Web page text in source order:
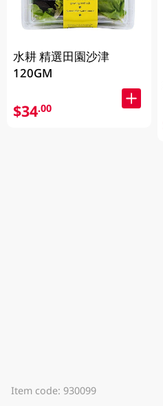
水耕 精選田園沙津
120GM
$34.00
Item code: 930099